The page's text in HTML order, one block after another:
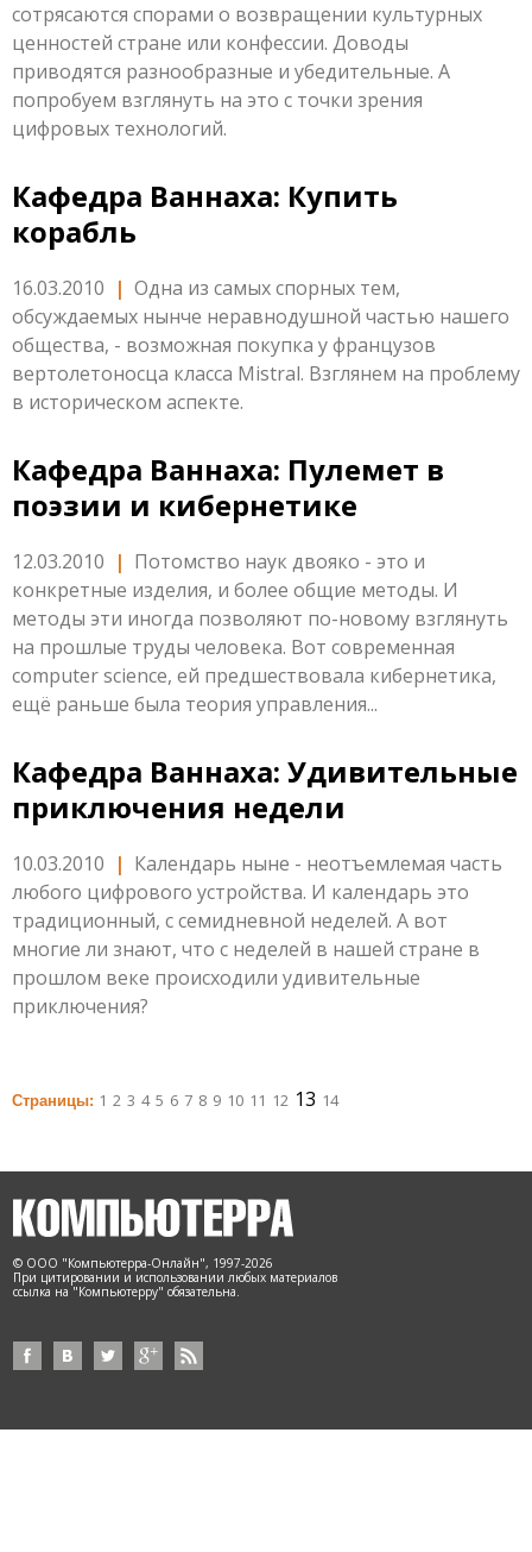
сотрясаются спорами о возвращении культурных
ценностей стране или конфессии. Доводы
приводятся разнообразные и убедительные. А
попробуем взглянуть на это с точки зрения
цифровых технологий.
Кафедра Ваннаха: Купить
корабль
16.03.2010 | Одна из самых спорных тем,
обсуждаемых нынче неравнодушной частью нашего
общества, - возможная покупка у французов
вертолетоносца класса Mistral. Взглянем на проблему
в историческом аспекте.
Кафедра Ваннаха: Пулемет в
поэзии и кибернетике
12.03.2010 | Потомство наук двояко - это и
конкретные изделия, и более общие методы. И
методы эти иногда позволяют по-новому взглянуть
на прошлые труды человека. Вот современная
computer science, ей предшествовала кибернетика,
ещё раньше была теория управления...
Кафедра Ваннаха: Удивительные
приключения недели
10.03.2010 | Календарь ныне - неотъемлемая часть
любого цифрового устройства. И календарь это
традиционный, с семидневной неделей. А вот
многие ли знают, что с неделей в нашей стране в
прошлом веке происходили удивительные
приключения?
Страницы: 1 2 3 4 5 6 7 8 9 10 11 12 13 14
© ООО "Компьютерра-Онлайн", 1997-2026
При цитировании и использовании любых материалов
ссылка на "Компьютерру" обязательна.